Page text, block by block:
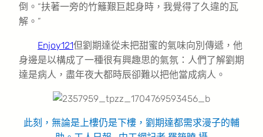
倒。“扶著一旁的竹籬艱巨起身時，我覺得了久違的瓦
解。”
Enjoy121但劉期達從未把甜蜜的氣味向別傳遞，他
身邊是以構成了一種很有興趣思的氣氛：人們了解劉期
達是病人，盡年夜大都時辰卻難以把他當成病人。
此刻，無論是上樓仍是下樓，劉期達都需求漫子的輔